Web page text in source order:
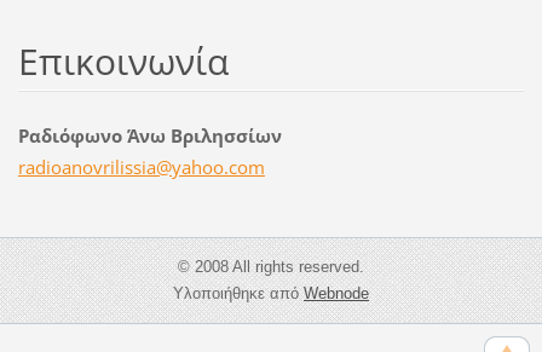
Επικοινωνία
Ραδιόφωνο Άνω Βριλησσίων
radioanovrilissia@yahoo.com
© 2008 All rights reserved.
Υλοποιήθηκε απόWebnode